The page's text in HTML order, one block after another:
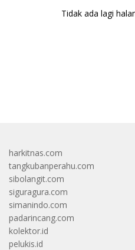
Tidak ada lagi
harkitnas.com
tangkubanperahu.com
sibolangit.com
siguragura.com
simanindo.com
padarincang.com
kolektor.id
pelukis.id